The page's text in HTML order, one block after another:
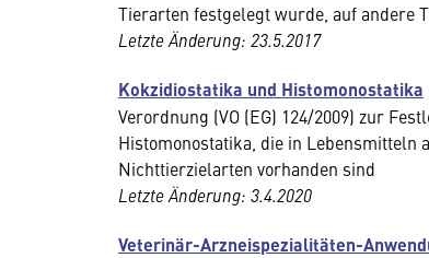
Tierarten festgelegt wurde, auf andere
Letzte Änderung: 23.5.2017
Kokzidiostatika und Histomonostatika
Verordnung (VO (EG) 124/2009) zur
Histomonostatika, die in
Nichttierzielarten vorhanden sind
Letzte Änderung: 3.4.2020
Veterinär-Arzneispezialitäten-